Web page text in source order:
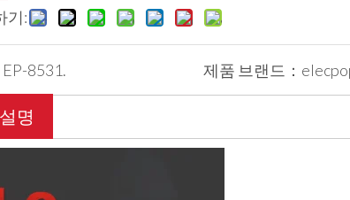
기:
EP-8531. 제품 브랜드：
명